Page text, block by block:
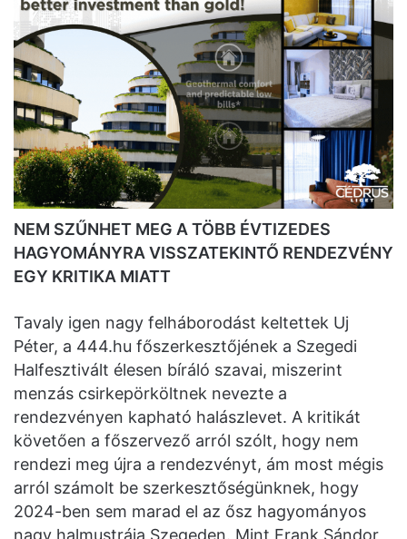
NEM SZŰNHET MEG A TÖBB ÉVTIZEDES
HAGYOMÁNYRA VISSZATEKINTŐ RENDEZVÉNY
EGY KRITIKA MIATT
Tavaly igen nagy felháborodást keltettek Uj
Péter, a 444.hu főszerkesztőjének a Szegedi
Halfesztivált élesen bíráló szavai, miszerint
menzás csirkepörköltnek nevezte a
rendezvényen kapható halászlevet. A kritikát
követően a főszervező arról szólt, hogy nem
rendezi meg újra a rendezvényt, ám most mégis
arról számolt be szerkesztőségünknek, hogy
2024-ben sem marad el az ősz hagyományos
nagy halmustrája Szegeden. Mint Frank Sándor